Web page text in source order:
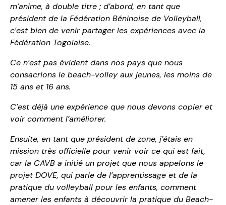
m’anime, à double titre ; d’abord, en tant que
président de la Fédération Béninoise de Volleyball,
c’est bien de venir partager les expériences avec la
Fédération Togolaise.
Ce n’est pas évident dans nos pays que nous
consacrions le beach-volley aux jeunes, les moins de
15 ans et 16 ans.
C’est déjà une expérience que nous devons copier et
voir comment l’améliorer.
Ensuite, en tant que président de zone, j’étais en
mission très officielle pour venir voir ce qui est fait,
car la CAVB a initié un projet que nous appelons le
projet DOVE, qui parle de l’apprentissage et de la
pratique du volleyball pour les enfants, comment
amener les enfants à découvrir la pratique du Beach-